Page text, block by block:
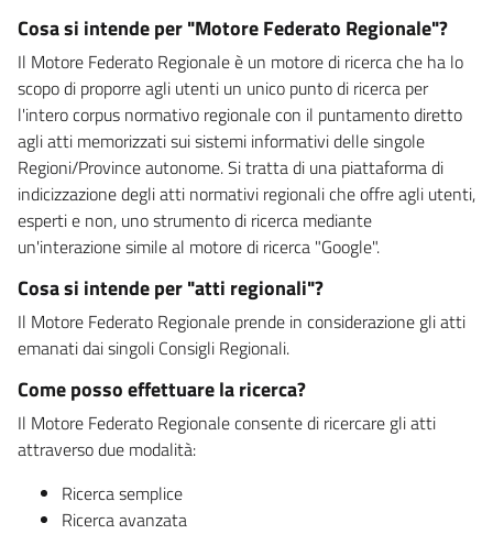
Cosa si intende per "Motore Federato Regionale"?
Il Motore Federato Regionale è un motore di ricerca che ha lo
scopo di proporre agli utenti un unico punto di ricerca per
l'intero corpus normativo regionale con il puntamento diretto
agli atti memorizzati sui sistemi informativi delle singole
Regioni/Province autonome. Si tratta di una piattaforma di
indicizzazione degli atti normativi regionali che offre agli utenti,
esperti e non, uno strumento di ricerca mediante
un'interazione simile al motore di ricerca "Google".
Cosa si intende per "atti regionali"?
Il Motore Federato Regionale prende in considerazione gli atti
emanati dai singoli Consigli Regionali.
Come posso effettuare la ricerca?
Il Motore Federato Regionale consente di ricercare gli atti
attraverso due modalità:
Ricerca semplice
Ricerca avanzata